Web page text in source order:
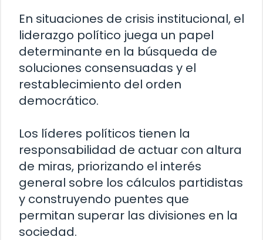
En situaciones de crisis institucional, el
liderazgo político juega un papel
determinante en la búsqueda de
soluciones consensuadas y el
restablecimiento del orden
democrático.
Los líderes políticos tienen la
responsabilidad de actuar con altura
de miras, priorizando el interés
general sobre los cálculos partidistas
y construyendo puentes que
permitan superar las divisiones en la
sociedad.